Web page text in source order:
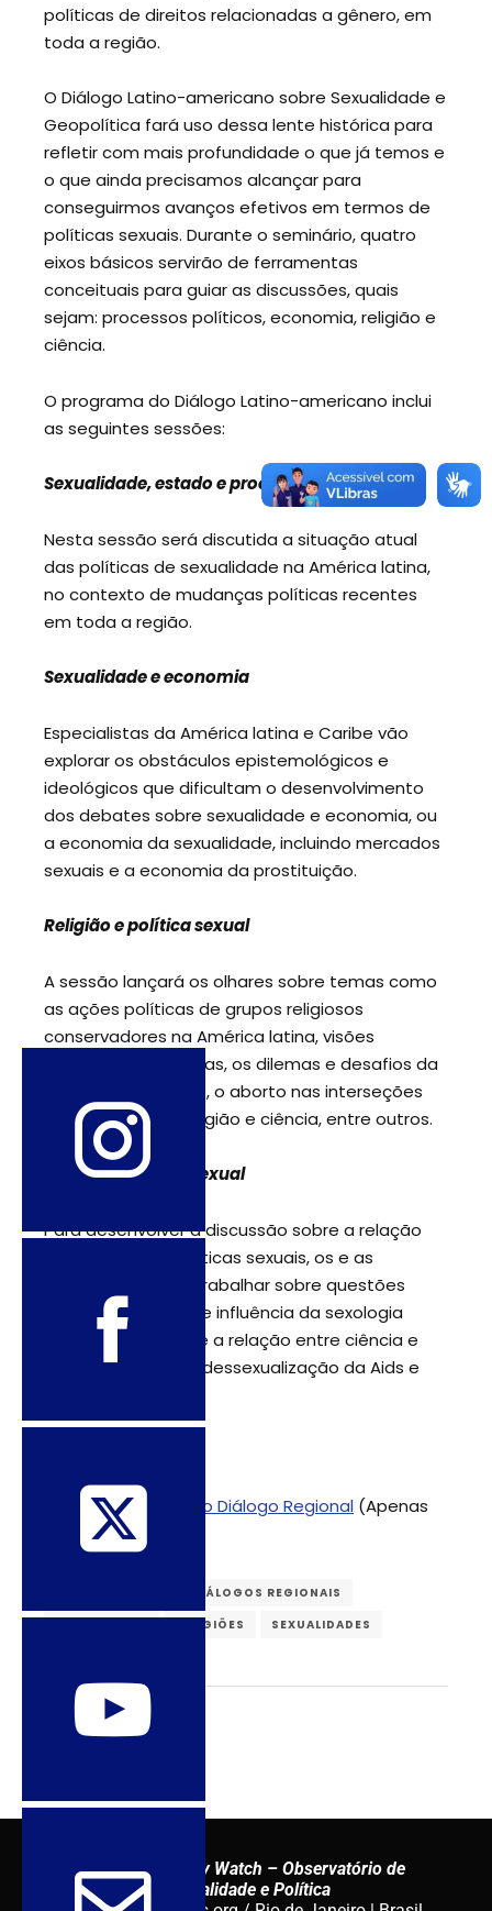
políticas de direitos relacionadas a gênero, em
toda a região.
O Diálogo Latino-americano sobre Sexualidade e
Geopolítica fará uso dessa lente histórica para
refletir com mais profundidade o que já temos e
o que ainda precisamos alcançar para
conseguirmos avanços efetivos em termos de
políticas sexuais. Durante o seminário, quatro
eixos básicos servirão de ferramentas
conceituais para guiar as discussões, quais
sejam: processos políticos, economia, religião e
ciência.
O programa do Diálogo Latino-americano inclui
as seguintes sessões:
Sexualidade, estado e processos políticos
Nesta sessão será discutida a situação atual
das políticas de sexualidade na América latina,
no contexto de mudanças políticas recentes
em toda a região.
Sexualidade e economia
Especialistas da América latina e Caribe vão
explorar os obstáculos epistemológicos e
ideológicos que dificultam o desenvolvimento
dos debates sobre sexualidade e economia, ou
a economia da sexualidade, incluindo mercados
sexuais e a economia da prostituição.
Religião e política sexual
A sessão lançará os olhares sobre temas como
as ações políticas de grupos religiosos
conservadores na América latina, visões
religiosas alternativas, os dilemas e desafios da
laicidade do Estado, o aborto nas interseções
ambíguas entre religião e ciência, entre outros.
Ciência e política sexual
Para desenvolver a discussão sobre a relação
entre ciência e políticas sexuais, os e as
participantes vão trabalhar sobre questões
como a relevância e influência da sexologia
sobre as políticas, e a relação entre ciência e
pessoas intersexo, dessexualização da Aids e
>> Veja a agenda do Diálogo Regional (Apenas
em espanhol)
DIÁLOGOS REGIONAIS
RELIGIÕES SEXUALIDADES
Sexuality Policy Watch – Observatório de
Sexualidade e Política